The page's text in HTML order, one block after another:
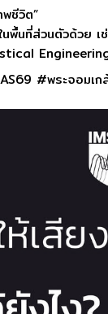
ชีวิต”
นพื้นที่ส่วนตัวด้ว
#พระจอมเก